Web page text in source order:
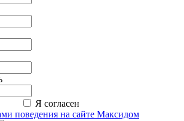
Я согласен
поведения на сайте Максидом